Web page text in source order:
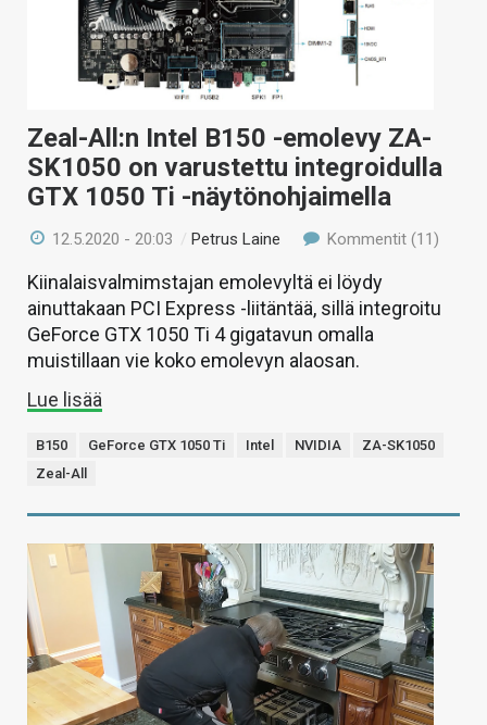
Zeal-All:n Intel B150 -emolevy ZA-
SK1050 on varustettu integroidulla
GTX 1050 Ti -näytönohjaimella
12.5.2020 - 20:03 /Petrus Laine Kommentit (11)
Kiinalaisvalmimstajan emolevyltä ei löydy
ainuttakaan PCI Express -liitäntää, sillä integroitu
GeForce GTX 1050 Ti 4 gigatavun omalla
muistillaan vie koko emolevyn alaosan.
Lue lisää
B150 GeForce GTX 1050 Ti Intel NVIDIA
ZA-SK1050
Zeal-All